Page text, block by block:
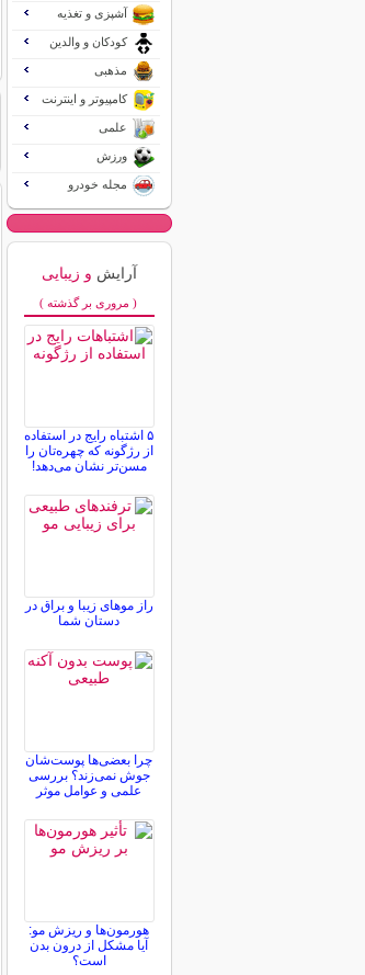
آشپزی و تغذیه
کودکان و والدین
مذهبی
کامپیوتر و اینترنت
علمی
ورزش
مجله خودرو
آرایش و زیبایی
( مروری بر گذشته )
۵ اشتباه رایج در استفاده
از رژگونه که چهره‌تان را
مسن‌تر نشان می‌دهد!
راز موهای زیبا و براق در
دستان شما
چرا بعضی‌ها پوست‌شان
جوش نمی‌زند؟ بررسی
علمی و عوامل موثر
هورمون‌ها و ریزش مو:
آیا مشکل از درون بدن
است؟